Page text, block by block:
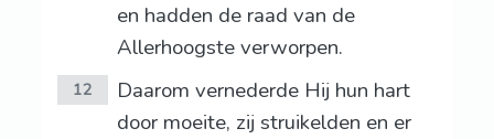
en hadden de raad van de
Allerhoogste verworpen.
12
Daarom vernederde Hij hun hart
door moeite, zij struikelden en er